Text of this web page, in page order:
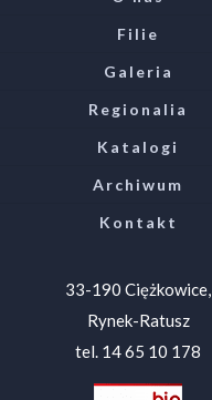
Filie
Galeria
Regionalia
Katalogi
Archiwum
Kontakt
33-190 Ciężkowice,
Rynek-Ratusz
tel. 14 65 10 178